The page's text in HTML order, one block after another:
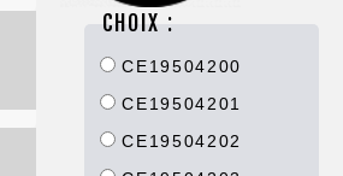
CHOIX :
CE19504200
CE19504201
CE19504202